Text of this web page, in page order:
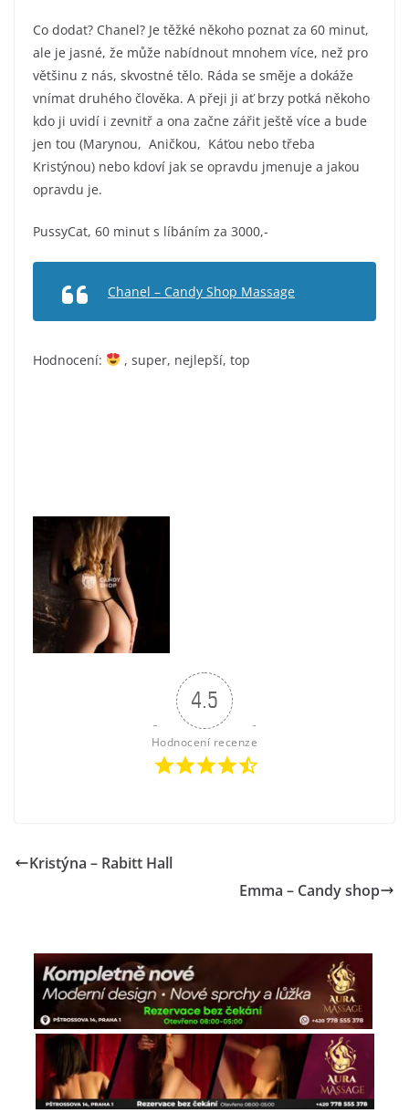
Co dodat? Chanel? Je těžké někoho poznat za 60 minut,
ale je jasné, že může nabídnout mnohem více, než pro
většinu z nás, skvostné tělo. Ráda se směje a dokáže
vnímat druhého člověka. A přeji ji ať brzy potká někoho
kdo ji uvidí i zevnitř a ona začne zářit ještě více a bude
jen tou (Marynou, Aničkou, Káťou nebo třeba
Kristýnou) nebo kdoví jak se opravdu jmenuje a jakou
opravdu je.
PussyCat, 60 minut s líbáním za 3000,-
Chanel – Candy Shop Massage
Hodnocení: , super, nejlepší, top
4.5
Hodnocení recenze
Kristýna – Rabitt Hall
Emma – Candy shop